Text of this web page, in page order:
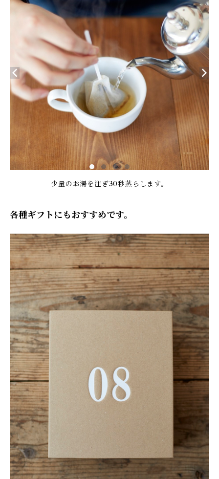
少量のお湯を注ぎ30秒蒸らします。
各種ギフトにもおすすめです。